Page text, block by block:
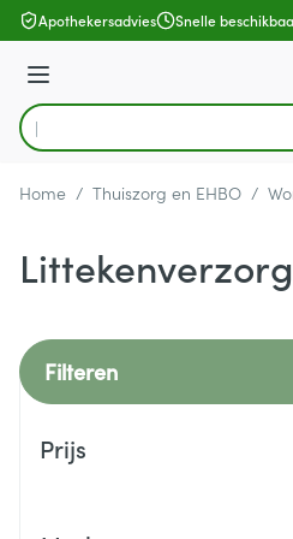
Ga naar de inhoud
Apothekersadvies Snelle
Menu
Product, merk, categorie...
Home / Thuiszorg en EHBO /
Filteren
Prijs